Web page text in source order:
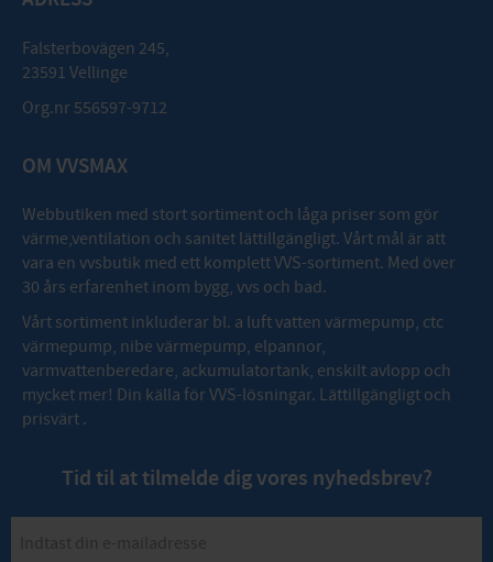
Falsterbovägen 245,
23591 Vellinge
Org.nr 556597-9712
OM VVSMAX
Webbutiken med stort sortiment och låga priser som gör
värme,ventilation och sanitet lättillgängligt. Vårt mål är att
vara en vvsbutik med ett komplett VVS-sortiment. Med över
30 års erfarenhet inom bygg, vvs och bad.
Vårt sortiment inkluderar bl. a luft vatten värmepump, ctc
värmepump, nibe värmepump, elpannor,
varmvattenberedare, ackumulatortank, enskilt avlopp och
mycket mer! Din källa för VVS-lösningar. Lättillgängligt och
prisvärt .
Tid til at tilmelde dig vores nyhedsbrev?